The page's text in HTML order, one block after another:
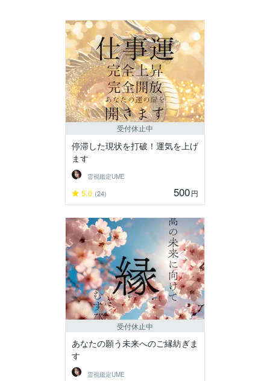
受付休止中
停滞した現状を打破！運気を上げ
ます
霊視鑑定UME
5.0 (24) 500円
受付休止中
あなたの願う未来へのご縁紡ぎま
す
霊視鑑定UME